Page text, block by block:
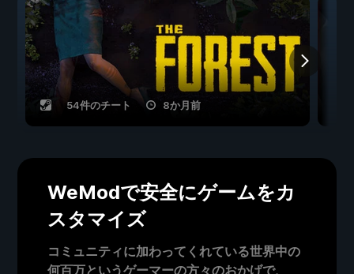
54件のチート 8か月前
WeModで安全にゲームをカ
スタマイズ
コミュニティに加わってくれている世界中の
何百万というゲーマーの方々のおかげで、